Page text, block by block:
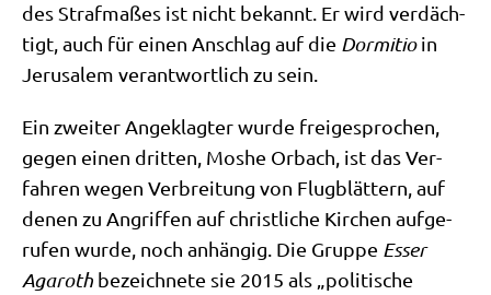
des Straf­ma­ßes ist nicht bekannt. Er wird ver­däch­
tigt, auch für einen Anschlag auf die Dor­mi­tioin
Jeru­sa­lem ver­ant­wort­lich zu sein.
Ein zwei­ter Ange­klag­ter wur­de frei­ge­spro­chen,
gegen einen drit­ten, Mos­he Orbach, ist das Ver­
fah­ren wegen Ver­brei­tung von Flug­blät­tern, auf
denen zu Angrif­fen auf christ­li­che Kir­chen auf­ge­
ru­fen wur­de, noch anhän­gig. Die Grup­pe Esser
Aga­roth bezeich­ne­te sie 2015 als „poli­ti­sche